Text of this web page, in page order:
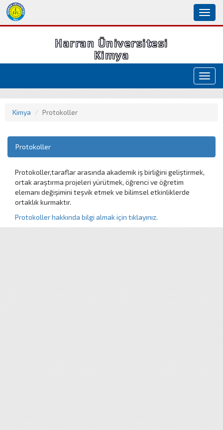
Harran Üniversitesi
Kimya
Kimya Protokoller
Protokoller
Protokoller,taraflar arasında akademik iş birliğini geliştirmek,
ortak araştırma projeleri yürütmek, öğrenci ve öğretim
elemanı değişimini teşvik etmek ve bilimsel etkinliklerde
ortaklık kurmaktır.
Protokoller hakkında bilgi almak için tıklayınız.